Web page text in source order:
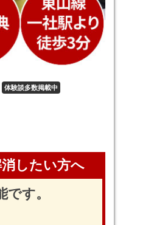
体験談多数掲載中
消したい方へ
す。